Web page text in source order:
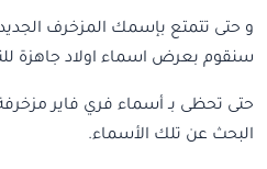
و حتى تتمتع بإسمك المزخرف
سنقوم بعرض اسماء اولاد جاهزة
حتى تحظى بـ أسماء فري فاير
البحث عن تلك الأسماء.